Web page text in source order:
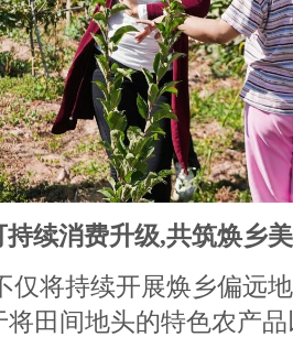
续消费升级,共筑焕乡
仅将持续开展焕乡偏远
田间地头的特色农产